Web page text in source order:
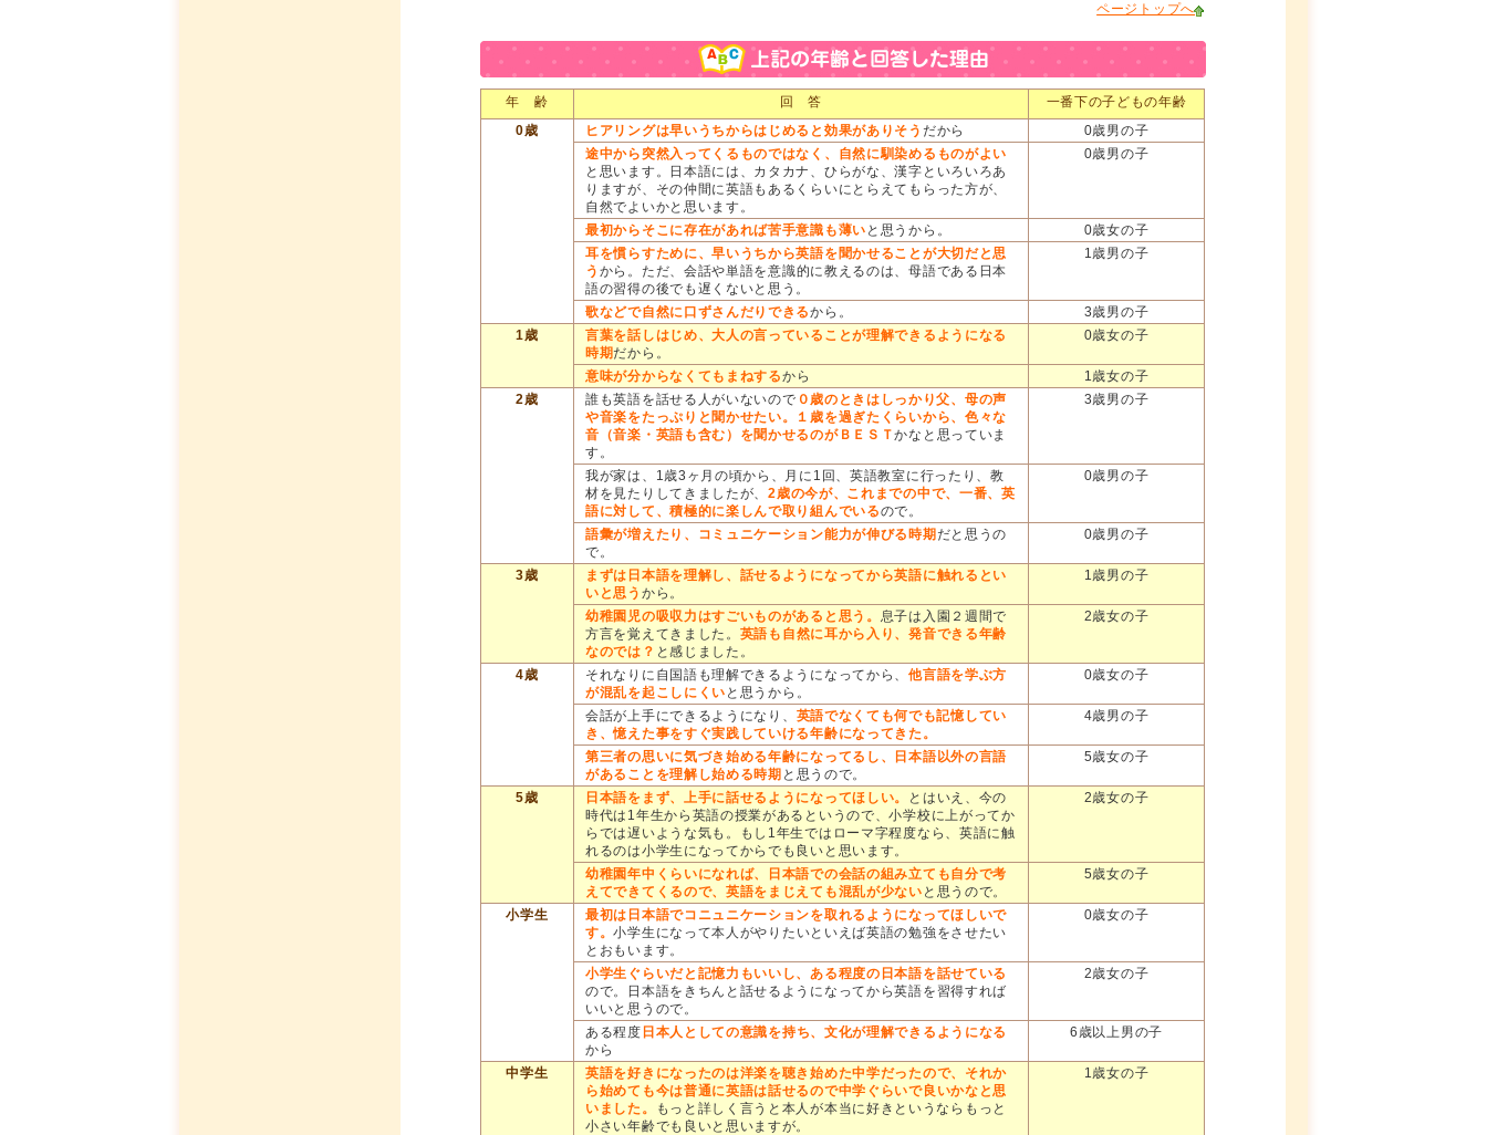
ページトップへ
年 齢 回 答
一番下の子どもの年齢
0歳
ヒアリングは早いうちからはじめると効果がありそう だから
0歳男の子
途中から突然入ってくるものではなく、自然に馴染めるものがよい
と思います。日本語には、カタカナ、ひらがな、漢字といろいろあ
りますが、その仲間に英語もあるくらいにとらえてもらった方が、
自然でよいかと思います。
0歳男の子
最初からそこに存在があれば苦手意識も薄い と思うから。
0歳女の子
耳を慣らすために、早いうちから英語を聞かせることが大切だと思
う から。ただ、会話や単語を意識的に教えるのは、母語である日本
語の習得の後でも遅くないと思う。
1歳男の子
歌などで自然に口ずさんだりできるから。
3歳男の子
1歳
言葉を話しはじめ、大人の言っていることが理解できるようになる
時期だから。
0歳女の子
意味が分からなくてもまねするから
1歳女の子
2歳
誰も英語を話せる人がいないので ０歳のときはしっかり父、母の声
や音楽をたっぷりと聞かせたい。１歳を過ぎたくらいから、色々な
音（音楽・英語も含む）を聞かせるのがＢＥＳＴかなと思っていま
す。
3歳男の子
我が家は、1歳3ヶ月の頃から、月に1回、英語教室に行ったり、教
材を見たりしてきましたが、2歳の今が、これまでの中で、一番、英
語に対して、積極的に楽しんで取り組んでいるので。
0歳男の子
語彙が増えたり、コミュニケーション能力が伸びる時期だと思うの
で。
0歳男の子
3歳
まずは日本語を理解し、話せるようになってから英語に触れるとい
いと思う から。
1歳男の子
幼稚園児の吸収力はすごいものがあると思う。 息子は入園２週間で
方言を覚えてきました。 英語も自然に耳から入り、発音できる年齢
なのでは？ と感じました。
2歳女の子
4歳 それなりに自国語も理解できるようになってから、他言語を学ぶ方
が混乱を起こしにくい と思うから。
0歳女の子
会話が上手にできるようになり、 英語でなくても何でも記憶してい
き、憶えた事をすぐ実践していける年齢になってきた。
4歳男の子
第三者の思いに気づき始める年齢になってるし、日本語以外の言語
があることを理解し始める時期 と思うので。
5歳女の子
5歳 日本語をまず、上手に話せるようになってほしい。
とはいえ、今の
時代は1年生から英語の授業があるというので、小学校に上がってか
らでは遅いような気も。もし1年生ではローマ字程度なら、英語に触
れるのは小学生になってからでも良いと思います。
2歳女の子
幼稚園年中くらいになれば、日本語での会話の組み立ても自分で考
えてできてくるので、英語をまじえても混乱が少ない と思うので。
5歳女の子
小学生
最初は日本語でコニュニケーションを取れるようになってほしいで
す。小学生になって本人がやりたいといえば英語の勉強をさせたい
とおもいます。
0歳女の子
小学生ぐらいだと記憶力もいいし、ある程度の日本語を話せている
ので。日本語をきちんと話せるようになってから英語を習得すれば
いいと思うので。
2歳女の子
ある程度 日本人としての意識を持ち、文化が理解できるようになる
から
6歳以上男の子
中学生
英語を好きになったのは洋楽を聴き始めた中学だったので、それか
ら始めても今は普通に英語は話せるので中学ぐらいで良いかなと思
いました。
もっと詳しく言うと本人が本当に好きというならもっと
小さい年齢でも良いと思いますが。
1歳女の子